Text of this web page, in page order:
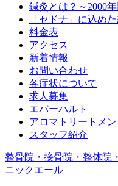
鍼灸とは？～2000
「セドナ」に込め
料金表
アクセス
新着情報
お問い合わせ
各症状について
求人募集
エバーハルト
アロマトリートメン
スタッフ紹介
整骨院・接骨院・整体院
ニックエール